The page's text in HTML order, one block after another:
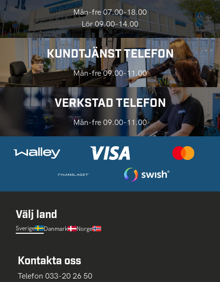
Mån-fre 07.00-18.00
Lör 09.00-14.00
KUNDTJÄNST TELEFON
Mån-fre 09.00-11.00
VERKSTAD TELEFON
Mån-fre 09.00-11.00
Välj land
Sverige Danmark Norge
Kontakta oss
Telefon 033-20 26 50